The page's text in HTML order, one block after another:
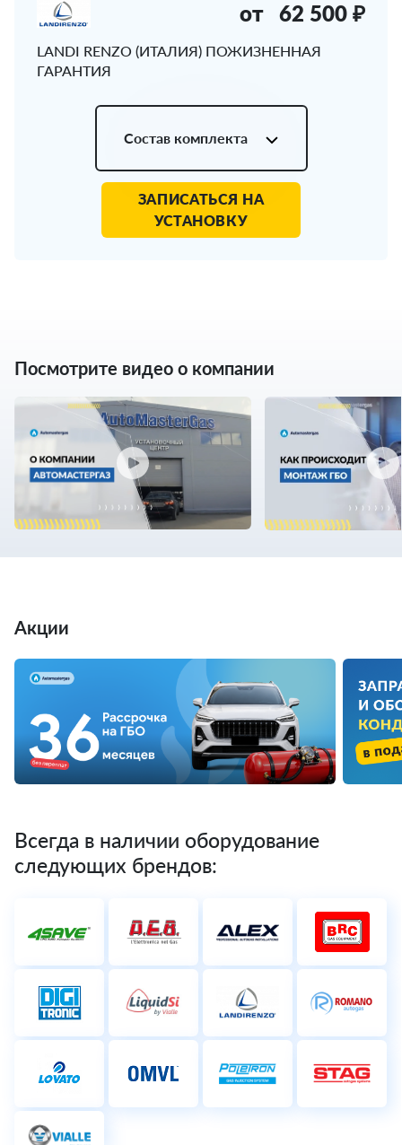
LANDI RENZO (ИТАЛИЯ) ПОЖИЗНЕННАЯ
ГАРАНТИЯ
от 62 500 ₽
Состав комплекта
ЗАПИСАТЬСЯ НА
УСТАНОВКУ
Посмотрите видео о компании
Акции
Всегда в наличии оборудование
следующих брендов: